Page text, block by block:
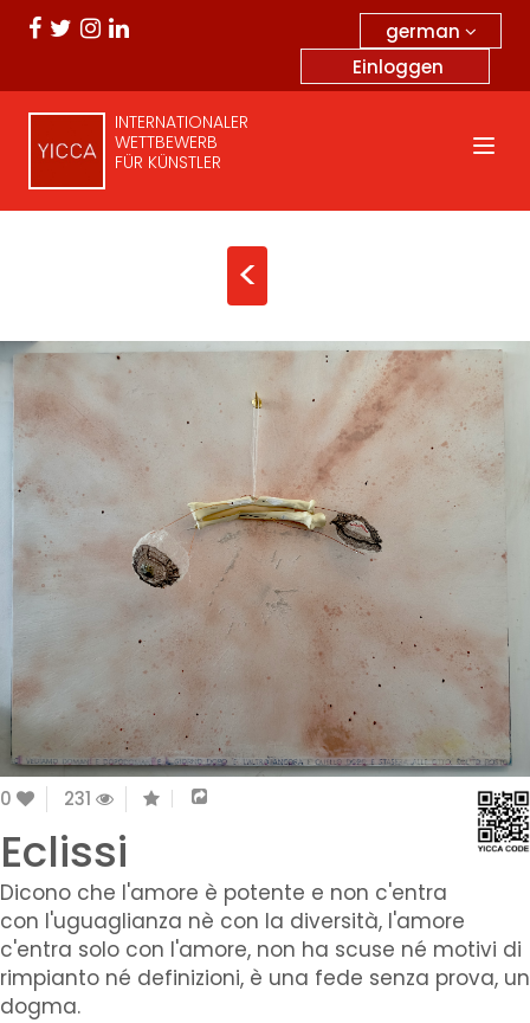
german
Einloggen
INTERNATIONALER
WETTBEWERB
FÜR KÜNSTLER
<
0 231
Eclissi
Dicono che l'amore è potente e non c'entra
con l'uguaglianza nè con la diversità, l'amore
c'entra solo con l'amore, non ha scuse né motivi di
rimpianto né definizioni, è una fede senza prova, un
dogma.